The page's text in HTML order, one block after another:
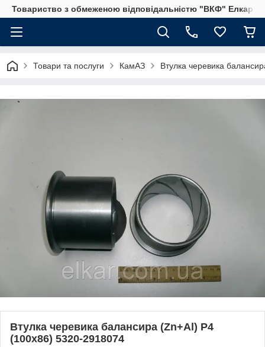
Товариство з обмеженою відповідальністю "ВКФ" Елкар"
Товари та послуги КамАЗ Втулка черевика
Втулка черевика балансира (Zn+Al) Р4
(100х86) 5320-2918074